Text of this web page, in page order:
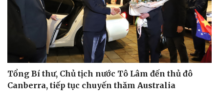
Tổng Bí thư, Chủ tịch nước Tô Lâm đến thủ đô
Canberra, tiếp tục chuyến thăm Australia